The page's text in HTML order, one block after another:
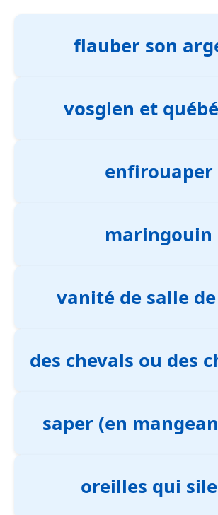
flauber son
vosgien et
enfirouaper
maringouin
vanité de salle
des chevals ou des
saper (en
oreilles qui